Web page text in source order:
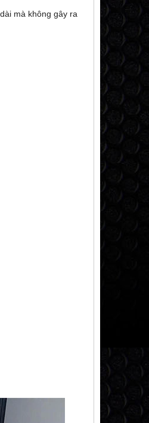
mà không gây ra